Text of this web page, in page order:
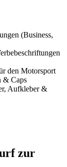
(Business,
den Motorsport
& Caps
Aufkleber &
zur